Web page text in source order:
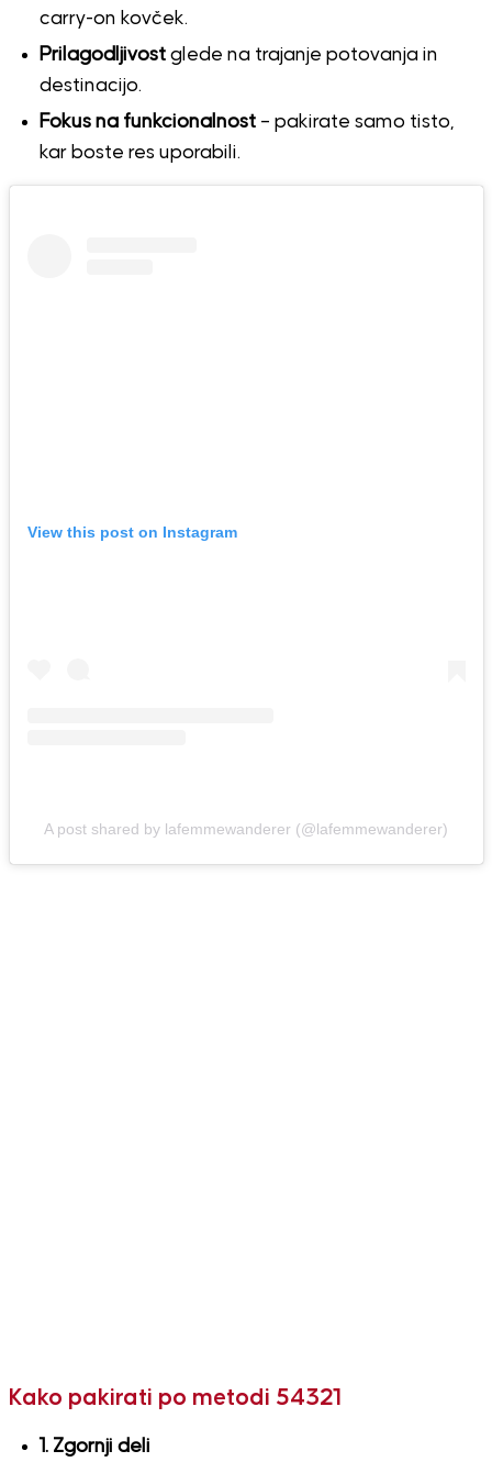
carry-on kovček.
Prilagodljivostglede na trajanje potovanja in
destinacijo.
Fokus na funkcionalnost– pakirate samo tisto,
kar boste res uporabili.
View this post on Instagram
A post shared by lafemmewanderer (@lafemmewanderer)
Kako pakirati po metodi 54321
1. Zgornji deli